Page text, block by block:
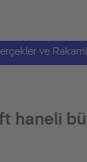
ve
haneli